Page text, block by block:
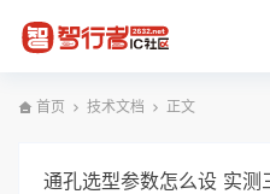
首页 技术文档 正文
通孔选型参数怎么设 实测